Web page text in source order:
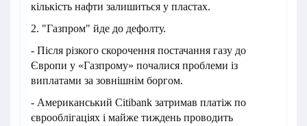
кількість нафти залишиться у пластах.
2. "Газпром" йде до дефолту.
- Після різкого скорочення постачання газу до
Європи у «Газпрому» почалися проблеми із
виплатами за зовнішнім боргом.
- Американський Citibank затримав платіж по
єврооблігаціях і майже тиждень проводить